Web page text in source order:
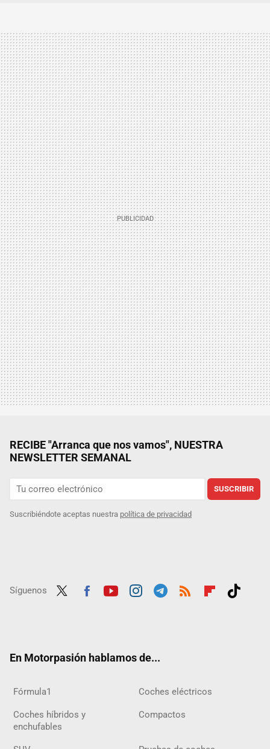
RECIBE "Arranca que nos vamos", NUESTRA
NEWSLETTER SEMANAL
SUSCRIBIR
Suscribiéndote aceptas nuestra política de privacidad
Síguenos
En Motorpasión hablamos de...
Fórmula1 Coches eléctricos
Coches híbridos y
enchufables
Compactos